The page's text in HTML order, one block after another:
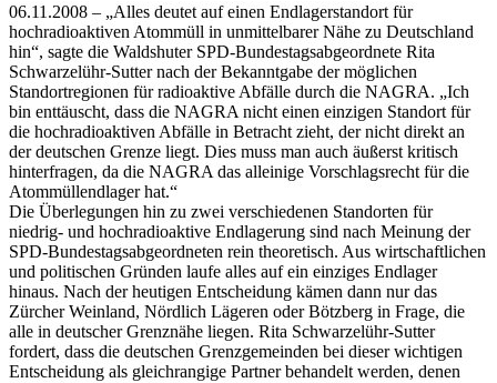
06.11.2008 – „Alles deutet auf einen Endlagerstandort für
hochradioaktiven Atommüll in unmittelbarer Nähe zu Deutschland
hin“, sagte die Waldshuter SPD-Bundestagsabgeordnete Rita
Schwarzelühr-Sutter nach der Bekanntgabe der möglichen
Standortregionen für radioaktive Abfälle durch die NAGRA. „Ich
bin enttäuscht, dass die NAGRA nicht einen einzigen Standort für
die hochradioaktiven Abfälle in Betracht zieht, der nicht direkt an
der deutschen Grenze liegt. Dies muss man auch äußerst kritisch
hinterfragen, da die NAGRA das alleinige Vorschlagsrecht für die
Atommüllendlager hat.“
Die Überlegungen hin zu zwei verschiedenen Standorten für
niedrig- und hochradioaktive Endlagerung sind nach Meinung der
SPD-Bundestagsabgeordneten rein theoretisch. Aus wirtschaftlichen
und politischen Gründen laufe alles auf ein einziges Endlager
hinaus. Nach der heutigen Entscheidung kämen dann nur das
Zürcher Weinland, Nördlich Lägeren oder Bötzberg in Frage, die
alle in deutscher Grenznähe liegen. Rita Schwarzelühr-Sutter
fordert, dass die deutschen Grenzgemeinden bei dieser wichtigen
Entscheidung als gleichrangige Partner behandelt werden, denen